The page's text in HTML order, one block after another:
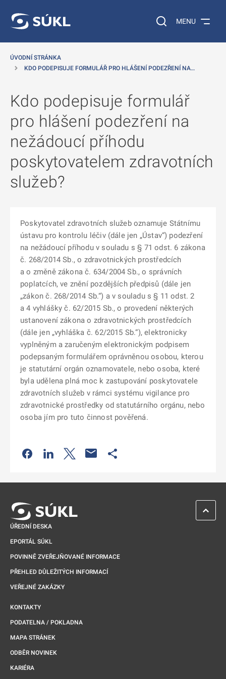
Vyhledávání na
MENU
ÚVODNÍ STRÁNKA
KDO PODEPISUJE FORMULÁŘ PRO HLÁŠENÍ PODEZŘENÍ NA…
Kdo podepisuje formulář
pro hlášení podezření na
nežádoucí příhodu
poskytovatelem zdravotních
služeb?
Poskytovatel zdravotních služeb oznamuje Státnímu
ústavu pro kontrolu léčiv (dále jen „Ústav“) podezření
na nežádoucí příhodu v souladu s § 71 odst. 6 zákona
č. 268/2014 Sb., o zdravotnických prostředcích
a o změně zákona č. 634/2004 Sb., o správních
poplatcích, ve znění pozdějších předpisů (dále jen
„zákon č. 268/2014 Sb.“) a v souladu s § 11 odst. 2
a 4 vyhlášky č. 62/2015 Sb., o provedení některých
ustanovení zákona o zdravotnických prostředcích
(dále jen „vyhláška č. 62/2015 Sb.“), elektronicky
vyplněným a zaručeným elektronickým podpisem
podepsaným formulářem oprávněnou osobou, kterou
je statutární orgán oznamovatele, nebo osoba, které
byla udělena plná moc k zastupování poskytovatele
zdravotních služeb v rámci systému vigilance pro
zdravotnické prostředky od statutárního orgánu, nebo
osoba jím pro tuto činnost pověřená.
Odkaz se otevře na nové kartě
Odkaz se otevře na nové kartě
Odkaz se otevře na nové kartě
ÚŘEDNÍ DESKA
EPORTÁL SÚKL
POVINNĚ ZVEŘEJŇOVANÉ INFORMACE
PŘEHLED DŮLEŽITÝCH INFORMACÍ
VEŘEJNÉ ZAKÁZKY
KONTAKTY
PODATELNA / POKLADNA
MAPA STRÁNEK
ODBĚR NOVINEK
KARIÉRA
ZPĚT